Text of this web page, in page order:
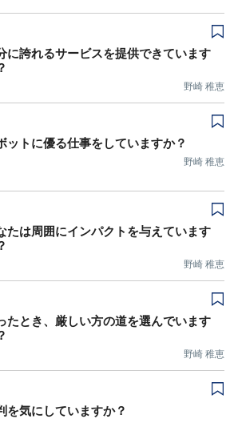
に誇れるサービスを提供できています
野崎 稚恵
ットに優る仕事をしていますか？
野崎 稚恵
たは周囲にインパクトを与えています
野崎 稚恵
たとき、厳しい方の道を選んでいます
野崎 稚恵
を気にしていますか？